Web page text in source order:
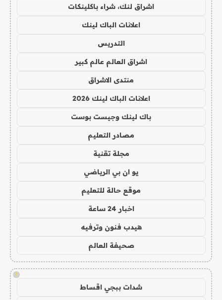
اشراق لنك، شراء باكلينكات
اعلانات الباك لينك
التدريس
اشراق العالم عالم كبير
منتدى الاشراق
اعلانات الباك لينك 2026
باك لينك وجيست بوست
مصادر التعليم
مجلة تقنية
يو ان بي الرياضي
موقع حالة للتعليم
اخبار 24 ساعة
هيدب فنون وترفيه
صحيفة العالم
!
شدات ببجي اقساط